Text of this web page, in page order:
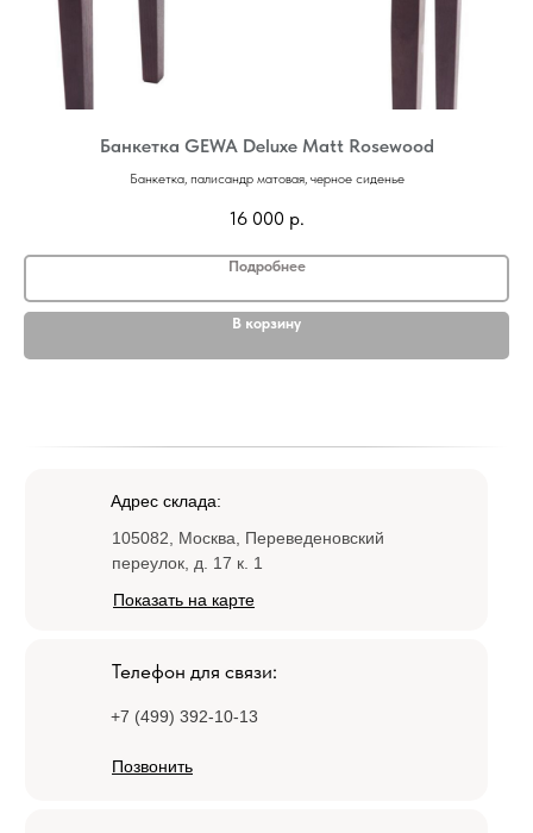
Банкетка GEWA Deluxe Matt Rosewood
Банкетка, палисандр матовая, черное сиденье
16 000 р.
Подробнее
В корзину
Адрес склада:
Телефон для связи:
105082, Москва, Переведеновский
переулок, д. 17 к. 1
Показать на карте
+7 (499) 392-10-13
Позвонить